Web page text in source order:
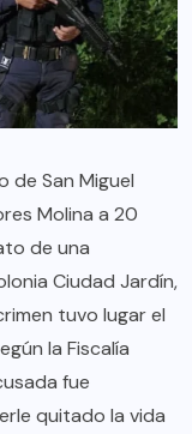
de San Miguel
Molina a 20
de una
Ciudad Jardín,
tuvo lugar el
la Fiscalía
fue
quitado la vida